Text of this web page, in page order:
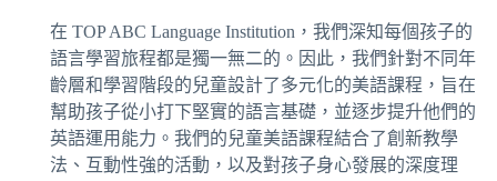
在 TOP ABC Language Institution，我們深知每個孩子的
語言學習旅程都是獨一無二的。因此，我們針對不同年
齡層和學習階段的兒童設計了多元化的美語課程，旨在
幫助孩子從小打下堅實的語言基礎，並逐步提升他們的
英語運用能力。我們的兒童美語課程結合了創新教學
法、互動性強的活動，以及對孩子身心發展的深度理